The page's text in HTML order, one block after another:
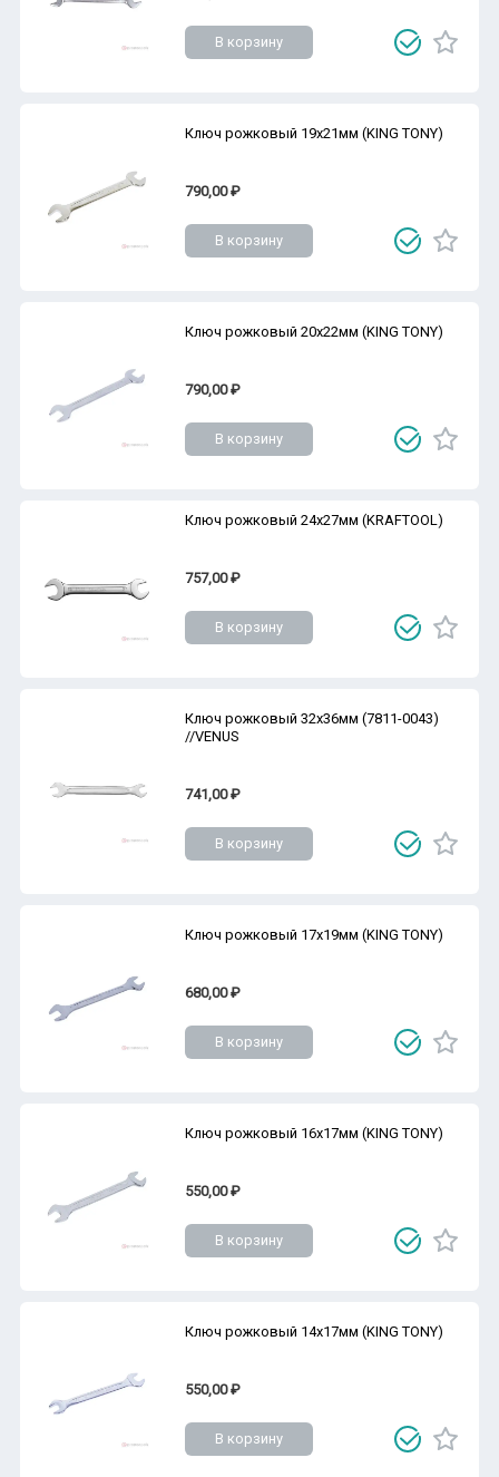
В корзину
Ключ рожковый 19х21мм (KING TONY)
790,00 ₽
В корзину
Ключ рожковый 20х22мм (KING TONY)
790,00 ₽
В корзину
Ключ рожковый 24х27мм (KRAFTOOL)
757,00 ₽
В корзину
Ключ рожковый 32х36мм (7811-0043)
//VENUS
741,00 ₽
В корзину
Ключ рожковый 17х19мм (KING TONY)
680,00 ₽
В корзину
Ключ рожковый 16х17мм (KING TONY)
550,00 ₽
В корзину
Ключ рожковый 14х17мм (KING TONY)
550,00 ₽
В корзину